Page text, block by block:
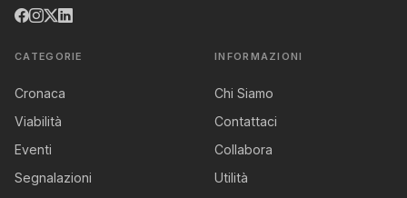
CATEGORIE
Cronaca
Viabilità
Eventi
Segnalazioni
INFORMAZIONI
Chi Siamo
Contattaci
Collabora
Utilità